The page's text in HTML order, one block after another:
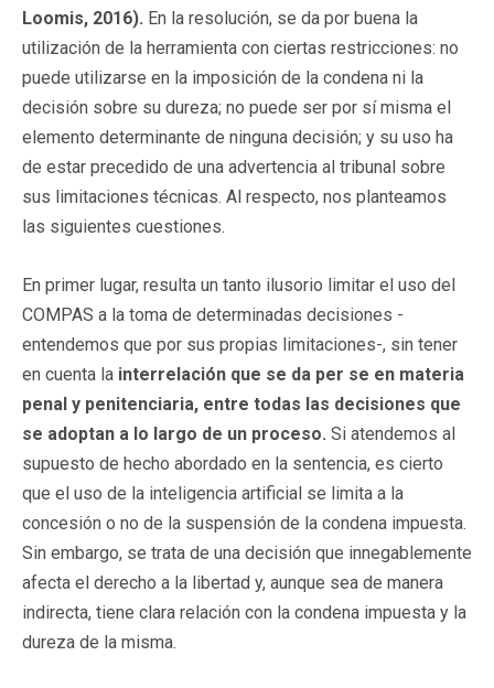
Loomis, 2016). En la resolución, se da por buena la
utilización de la herramienta con ciertas restricciones: no
puede utilizarse en la imposición de la condena ni la
decisión sobre su dureza; no puede ser por sí misma el
elemento determinante de ninguna decisión; y su uso ha
de estar precedido de una advertencia al tribunal sobre
sus limitaciones técnicas. Al respecto, nos planteamos
las siguientes cuestiones.
En primer lugar, resulta un tanto ilusorio limitar el uso del
COMPAS a la toma de determinadas decisiones -
entendemos que por sus propias limitaciones-, sin tener
en cuenta la interrelación que se da per se en materia
penal y penitenciaria, entre todas las decisiones que
se adoptan a lo largo de un proceso. Si atendemos al
supuesto de hecho abordado en la sentencia, es cierto
que el uso de la inteligencia artificial se limita a la
concesión o no de la suspensión de la condena impuesta.
Sin embargo, se trata de una decisión que innegablemente
afecta el derecho a la libertad y, aunque sea de manera
indirecta, tiene clara relación con la condena impuesta y la
dureza de la misma.